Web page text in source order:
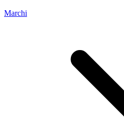
Marchi